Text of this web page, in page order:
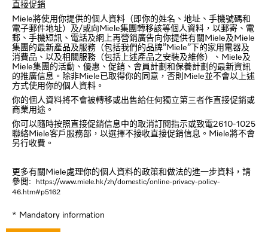
直接促銷
Miele將使用你提供的個人資料（即你的姓名、地址、手機號碼和
電子郵件地址）及/或向Miele集團轉移該等個人資料，以郵寄、電
郵、手機短訊、電話及網上再營銷廣告向你提供有關Miele及Miele
集團的最新產品及服務（包括我們的品牌”Miele”下的家用電器及
消費品、以及相關服務（包括上述產品之安裝及維修）、Miele及
Miele集團的活動、優惠、促銷、會員計劃和保養計劃的最新資訊
的推廣信息。除非Miele已取得你的同意，否則Miele並不會以上述
方式使用你的個人資料。
你的個人資料將不會被轉移或出售給任何獨立第三者作直接促銷或
商業用途。
你可以隨時按照直接促銷信息中的取消訂閱指示或致電2610-1025
聯絡Miele客戶服務部，以選擇不接收直接促銷信息。Miele將不會
另行收費。
更多有關Miele處理你的個人資料的政策和做法的進一步資料，請
參閲:
https://www.miele.hk/zh/domestic/online-privacy-policy-
46.htm#p5162
* Mandatory information